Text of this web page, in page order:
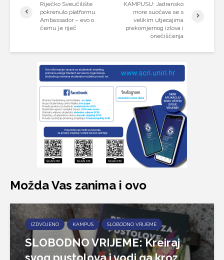
Riječko Sveučilište
pokrenulo platformu
Ambassador – evo o
čemu je riječ
KAMPUSU: Jadransko
more suočava se s
velikim utjecajima
prekomjernog izlova i
onečišćenja
Možda Vas zanima i ovo
IZDVOJENO KAMPUS SLOBODNO VRIJEME
SLOBODNO VRIJEME: Kreiraj